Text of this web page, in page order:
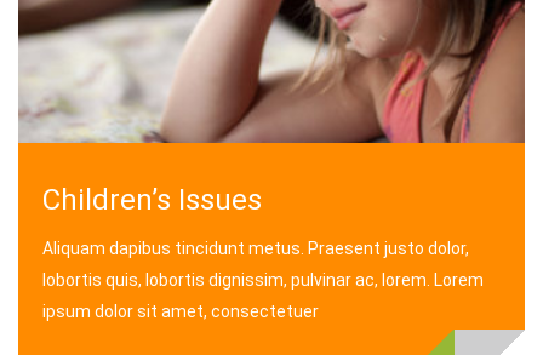
Children’s Issues
Aliquam dapibus tincidunt metus. Praesent justo dolor,
lobortis quis, lobortis dignissim, pulvinar ac, lorem. Lorem
ipsum dolor sit amet, consectetuer